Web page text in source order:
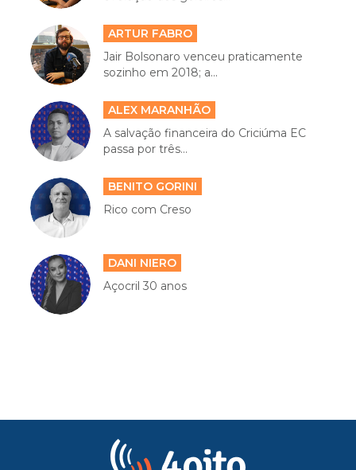
ARTUR FABRO
Jair Bolsonaro venceu praticamente
sozinho em 2018; a...
ALEX MARANHÃO
A salvação financeira do Criciúma EC
passa por três...
BENITO GORINI
Rico com Creso
DANI NIERO
Açocril 30 anos